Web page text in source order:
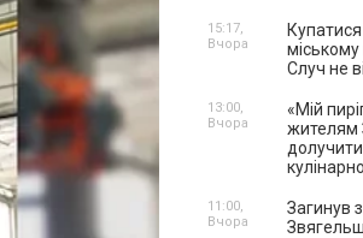
міському
Случ не
15:17,
Вчора
«Мій
жителям
13:00,
Вчора
Загинув
11:00,
Вчора